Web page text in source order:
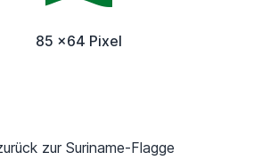
85 x64 Pixel
zur Suriname-Flagge